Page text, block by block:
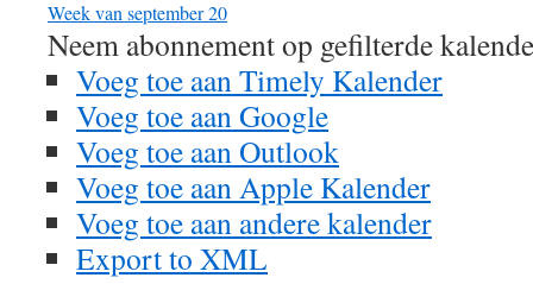
Week van september 20
Neem abonnement op gefilterde
Voeg toe aan Timely Kalender
Voeg toe aan Google
Voeg toe aan Outlook
Voeg toe aan Apple Kalender
Voeg toe aan andere kalender
Export to XML